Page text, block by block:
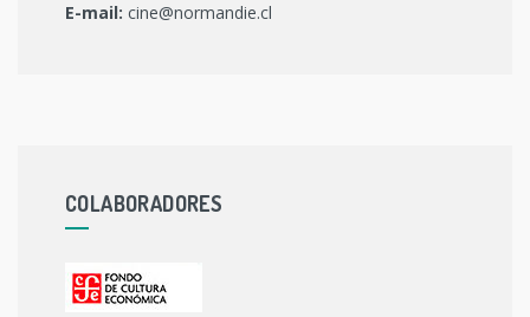
E-mail: cine@normandie.cl
COLABORADORES